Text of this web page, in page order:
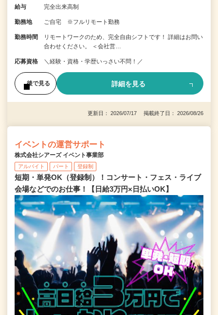
給与 完全出来高制
勤務地 ご自宅 ※フルリモート勤務
勤務時間
リモートワークのため、完全自由シフトです！ 詳細はお問い
合わせください。 ＜会社営…
応募資格 ＼経験・資格・学歴いっさい不問！／
後で見る 詳細を見る
更新日： 2026/07/17 掲載終了日： 2026/08/26
イベントの運営サポート
株式会社シアーズ イベント事業部
アルバイト パート 登録制
短期・単発OK（登録制）！コンサート・フェス・ライブ
会場などでのお仕事！【日給3万円×日払いOK】